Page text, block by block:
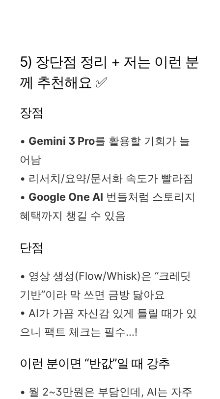
5) 장단점 정리 + 저는 이런 분
께 추천해요 ✅
장점
• Gemini 3 Pro를 활용할 기회가 늘
어남
• 리서치/요약/문서화 속도가 빨라짐
• Google One AI 번들처럼 스토리지
혜택까지 챙길 수 있음
단점
• 영상 생성(Flow/Whisk)은 “크레딧
기반”이라 막 쓰면 금방 닳아요
• AI가 가끔 자신감 있게 틀릴 때가 있
으니 팩트 체크는 필수…!
이런 분이면 “반값”일 때 강추
• 월 2~3만원은 부담인데, AI는 자주